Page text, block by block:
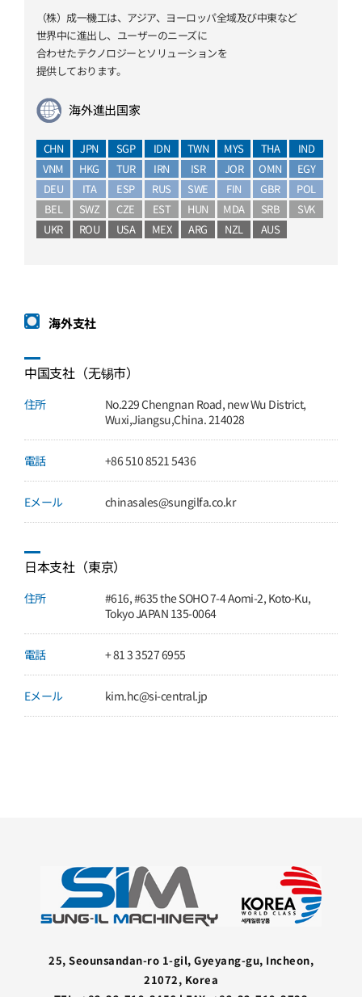
（株）成一機工は、アジア、ヨーロッパ全域及び中東など
世界中に進出し、ユーザーのニーズに
合わせたテクノロジーとソリューションを
提供しております。
海外進出国家
CHN JPN SGP IDN TWN MYS THA
IND
VNM
HKG TUR IRN ISR JOR OMN
EGY
DEU
ITA ESP RUS SWE FIN GBR
POL
BEL
SWZ CZE EST HUN MDA SRB
SVK
UKR
ROU USA MEX ARG NZL AUS
海外支社
中国支社（无锡市）
住所
No.229 Chengnan Road, new Wu District,
Wuxi,Jiangsu,China. 214028
電話 +86 510 8521 5436
Eメール chinasales@sungilfa.co.kr
日本支社（東京）
住所
#616, #635 the SOHO 7-4 Aomi-2, Koto-Ku,
Tokyo JAPAN 135-0064
電話 + 81 3 3527 6955
Eメール kim.hc@si-central.jp
25, Seounsandan-ro 1-gil, Gyeyang-gu, Incheon,
21072, Korea